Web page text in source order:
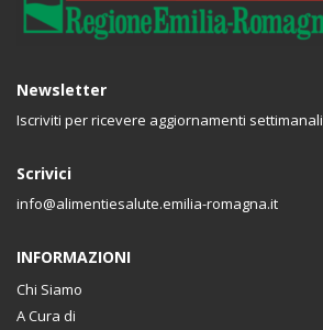
Newsletter
Iscriviti per ricevere aggiornamenti settimanali
Scrivici
info@alimentiesalute.emilia-romagna.it
INFORMAZIONI
Chi Siamo
A Cura di